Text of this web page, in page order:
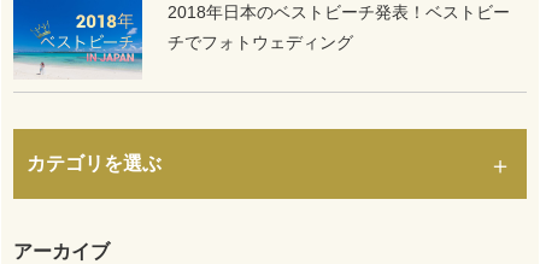
2018年日本のベストビーチ発表！ベストビー
チでフォトウェディング
カテゴリを選ぶ
アーカイブ